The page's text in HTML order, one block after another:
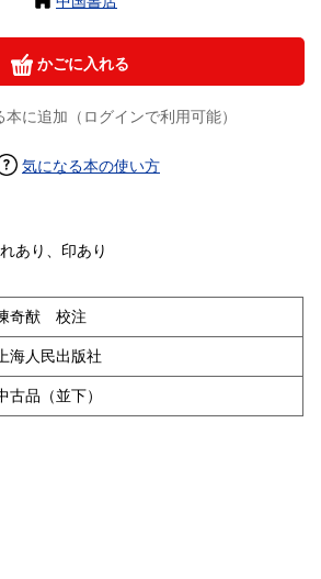
かごに入れる
本に追加（ログインで利用可能）
気になる本の使い方
あり、印あり
奇猷 校注
上海人民出版社
古品（並下）